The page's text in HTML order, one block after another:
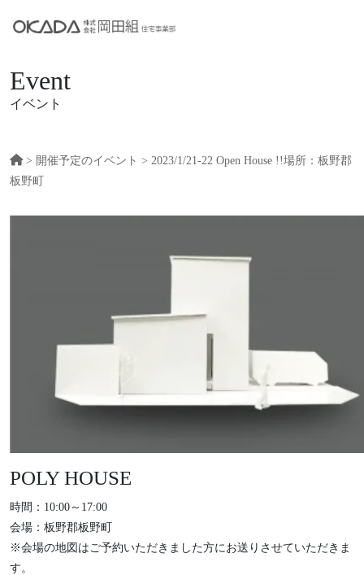
Event
イベント
> 開催予定のイベント > 2023/1/21-22 Open House !!場所：板野郡
板野町
POLY HOUSE
時間：10:00～17:00
会場：板野郡板野町
※会場の地図はご予約いただきました方にお送りさせていただきま
す。